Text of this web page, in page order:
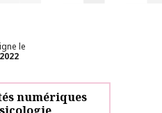
le
numériques